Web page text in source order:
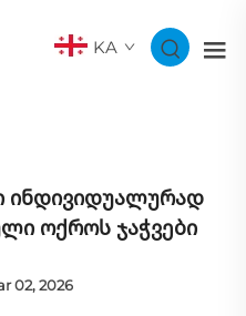
KA
ინდივიდუალურად
ოქროს ჯაჭვები
02, 2026